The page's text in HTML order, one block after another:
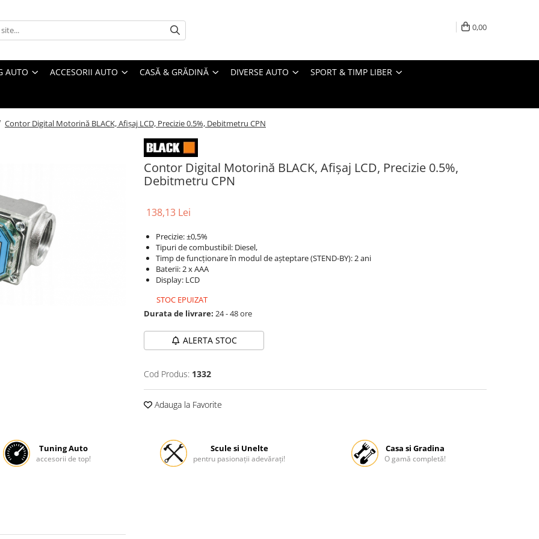
0,00
AUTO ACCESORII AUTO CASĂ & GRĂDINĂ DIVERSE AUTO SPORT & TIMP LIBER
Contor Digital Motorină BLACK, Afișaj LCD, Precizie 0.5%, Debitmetru CPN
Contor Digital Motorină BLACK, Afișaj LCD, Precizie 0.5%,
Debitmetru CPN
138,13 Lei
Precizie: ±0,5%
Tipuri de combustibil: Diesel,
Timp de funcționare în modul de așteptare (STEND-BY): 2 ani
Baterii: 2 x AAA
Display: LCD
STOC EPUIZAT
Durata de livrare: 24 - 48 ore
ALERTA STOC
Cod Produs: 1332
Adauga la Favorite
Tuning Auto
accesorii de top!
Scule si Unelte
pentru pasionații adevărați!
Casa si Gradina
O gamă completă!